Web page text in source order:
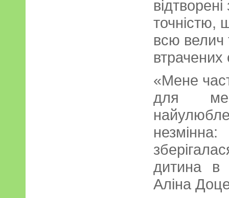
точністю,
всю велич
втрачених
«Мене
для
дитина в
Аліна